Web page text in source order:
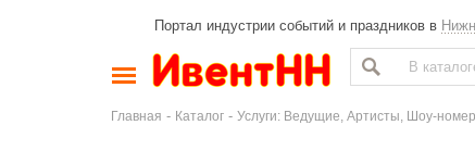
Портал индустрии событий и праздников в
Главная - Каталог - Услуги: Ведущие, Артисты, Шоу-